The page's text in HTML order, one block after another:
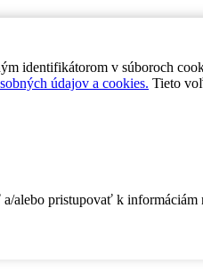
identifikátorom v súboroch
údajov a cookies. Tieto
pristupovať k informáciám